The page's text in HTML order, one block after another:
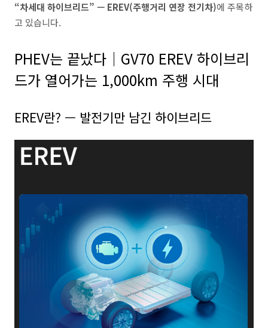
“차세대 하이브리드” — EREV(주행거리 연장 전기차)에 주목하
고 있습니다.
PHEV는 끝났다｜GV70 EREV 하이브리
드가 열어가는 1,000km 주행 시대
EREV란? — 발전기만 남긴 하이브리드